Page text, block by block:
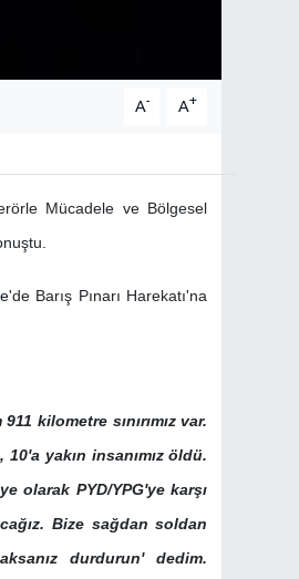
A- A+
Mücadele ve Bölgesel
'de Barış Pınarı Harekatı'na
kilometre sınırımız var.
yakın insanımız öldü.
olarak PYD/YPG'ye karşı
Bize sağdan soldan
durdurun' dedim.